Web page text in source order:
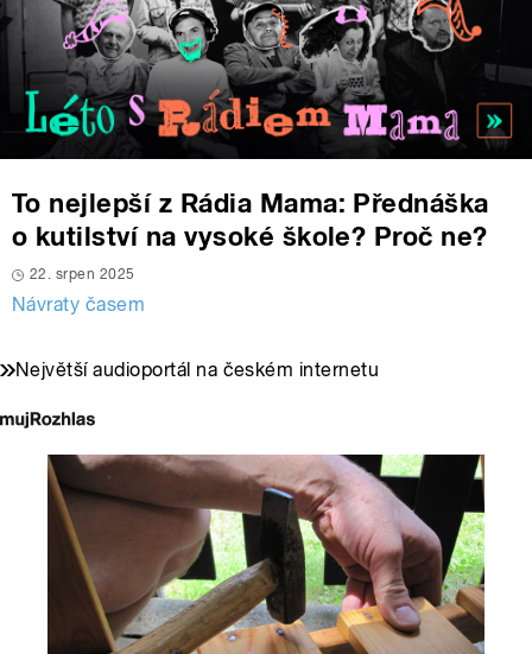
To nejlepší z Rádia Mama: Přednáška
o kutilství na vysoké škole? Proč ne?
22. srpen 2025
Návraty časem
Největší audioportál na českém internetu